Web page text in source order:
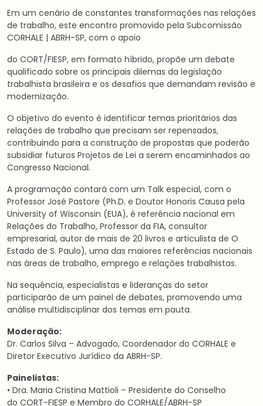
Em um cenário de constantes transformações nas relações
de trabalho, este encontro promovido pela Subcomissão
CORHALE | ABRH-SP, com o apoio
do CORT/FIESP, em formato híbrido, propõe um debate
qualificado sobre os principais dilemas da legislação
trabalhista brasileira e os desafios que demandam revisão e
modernização.
O objetivo do evento é identificar temas prioritários das
relações de trabalho que precisam ser repensados,
contribuindo para a construção de propostas que poderão
subsidiar futuros Projetos de Lei a serem encaminhados ao
Congresso Nacional.
A programação contará com um Talk especial, com o
Professor José Pastore (Ph.D. e Doutor Honoris Causa pela
University of Wisconsin (EUA), é referência nacional em
Relações do Trabalho, Professor da FIA, consultor
empresarial, autor de mais de 20 livros e articulista de O
Estado de S. Paulo), uma das maiores referências nacionais
nas áreas de trabalho, emprego e relações trabalhistas.
Na sequência, especialistas e lideranças do setor
participarão de um painel de debates, promovendo uma
análise multidisciplinar dos temas em pauta.
Moderação:
Dr. Carlos Silva – Advogado, Coordenador do CORHALE e
Diretor Executivo Jurídico da ABRH-SP.
Painelistas:
• Dra. Maria Cristina Mattioli – Presidente do Conselho
do CORT-FIESP e Membro do CORHALE/ABRH-SP